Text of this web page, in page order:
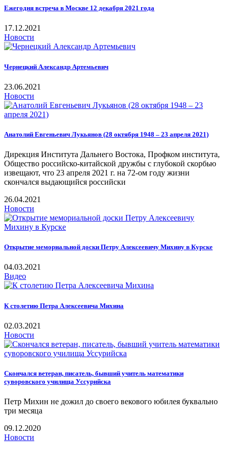
Ежегодня встреча в Москве 12 декабря 2021 года
17.12.2021
Новости
Чернецкий Александр Артемьевич
23.06.2021
Новости
Анатолий Евгеньевич Лукьянов (28 октября 1948 – 23 апреля 2021)
Дирекция Института Дальнего Востока, Профком института,
Общество российско-китайской дружбы с глубокой скорбью
извещают, что 23 апреля 2021 г. на 72-ом году жизни
скончался выдающийся российски
26.04.2021
Новости
Открытие мемориальной доски Петру Алексеевичу Михину в Курске
04.03.2021
Видео
К столетию Петра Алексеевича Михина
02.03.2021
Новости
Скончался ветеран, писатель, бывший учитель математики
суворовского училища Уссурийска
Петр Михин не дожил до своего векового юбилея буквально
три месяца
09.12.2020
Новости